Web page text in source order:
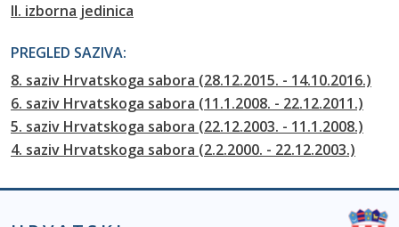
II. izborna jedinica
PREGLED SAZIVA:
8. saziv Hrvatskoga sabora (28.12.2015. - 14.10.2016.)
6. saziv Hrvatskoga sabora (11.1.2008. - 22.12.2011.)
5. saziv Hrvatskoga sabora (22.12.2003. - 11.1.2008.)
4. saziv Hrvatskoga sabora (2.2.2000. - 22.12.2003.)